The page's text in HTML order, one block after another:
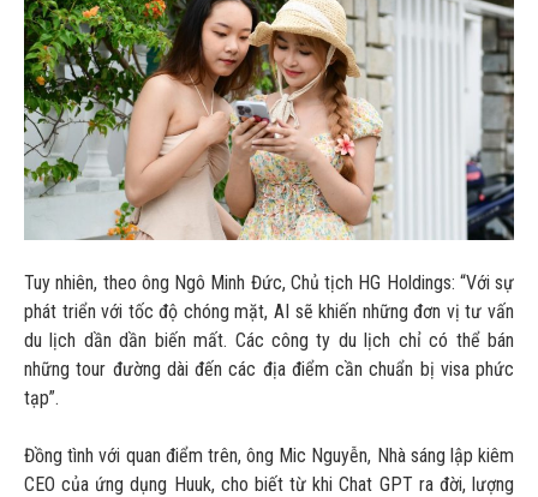
Tuy nhiên, theo ông Ngô Minh Đức, Chủ tịch HG Holdings: “Với sự
phát triển với tốc độ chóng mặt, AI sẽ khiến những đơn vị tư vấn
du lịch dần dần biến mất. Các công ty du lịch chỉ có thể bán
những tour đường dài đến các địa điểm cần chuẩn bị visa phức
tạp”.
Đồng tình với quan điểm trên, ông Mic Nguyễn, Nhà sáng lập kiêm
CEO của ứng dụng Huuk, cho biết từ khi Chat GPT ra đời, lượng